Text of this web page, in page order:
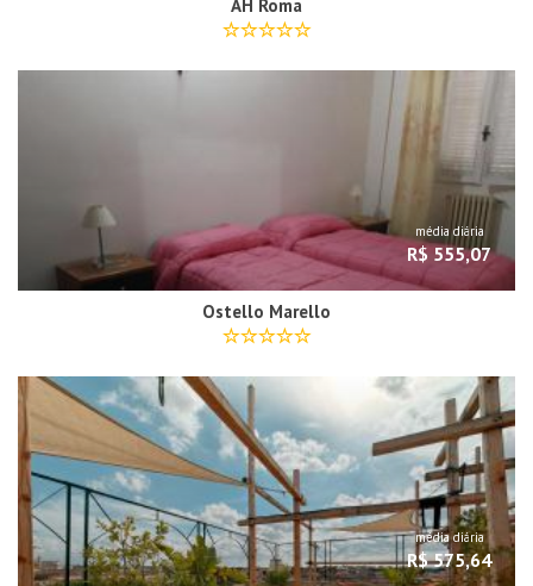
AH Roma
média diária
R$ 555,07
Ostello Marello
média diária
R$ 575,64